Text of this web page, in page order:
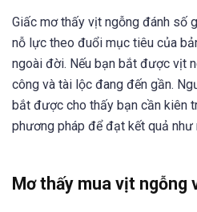
Giấc mơ thấy vịt ngỗng đánh số
nỗ lực theo đuổi mục tiêu của
ngoài đời. Nếu bạn bắt được vịt
công và tài lộc đang đến gần.
bắt được cho thấy bạn cần kiên
phương pháp để đạt kết quả như
Mơ thấy mua vịt ngỗng